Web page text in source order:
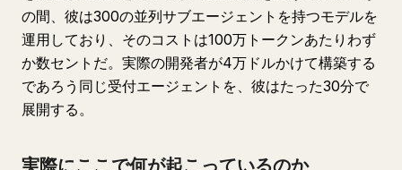
の間、彼は300の並列サブエージェントを持つモデルを
運用しており、そのコストは100万トークンあたりわず
か数セントだ。実際の開発者が4万ドルかけて構築する
であろう同じ受付エージェントを、彼はたった30分で
展開する。
実際にここで何が起こっているのか